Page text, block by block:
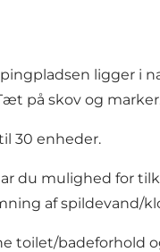
ligger i
på skov og
30 enheder.
du mulighed for
af spildevand/
toilet/badeforhold